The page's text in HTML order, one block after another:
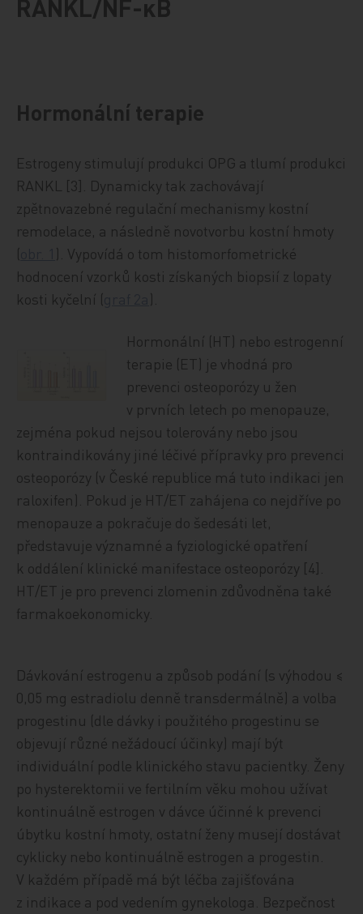
RANKL/NF-κB
Hormonální terapie
Estrogeny stimulují produkci OPG a tlumí produkci
RANKL [3]. Dynamicky tak zachovávají
zpětnovazebné regulační mechanismy kostní
remodelace, a následně novotvorbu kostní hmoty
(
). Vypovídá o tom histomorfometrické
hodnocení vzorků kosti získaných biopsií z lopaty
kosti kyčelní (
).
Hormonální (HT) nebo estrogenní
terapie (ET) je vhodná pro
prevenci osteoporózy u žen
v prvních letech po menopauze,
zejména pokud nejsou tolerovány nebo jsou
kontraindikovány jiné léčivé přípravky pro prevenci
osteoporózy (v České republice má tuto indikaci jen
raloxifen). Pokud je HT/ET zahájena co nejdříve po
menopauze a pokračuje do šedesáti let,
představuje významné a fyziologické opatření
k oddálení klinické manifestace osteoporózy [4].
HT/ET je pro prevenci zlomenin zdůvodněna také
farmakoekonomicky.
Dávkování estrogenu a způsob podání (s výhodou ≤
0,05 mg estradiolu denně transdermálně) a volba
progestinu (dle dávky i použitého progestinu se
objevují různé nežádoucí účinky) mají být
individuální podle klinického stavu pacientky. Ženy
po hysterektomii ve fertilním věku mohou užívat
kontinuálně estrogen v dávce účinné k prevenci
úbytku kostní hmoty, ostatní ženy musejí dostávat
cyklicky nebo kontinuálně estrogen a progestin.
V každém případě má být léčba zajišťována
z indikace a pod vedením gynekologa. Bezpečnost